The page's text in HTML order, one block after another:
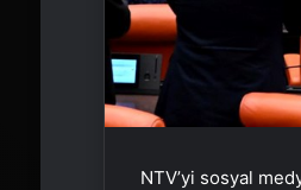
NTV’yi sosyal